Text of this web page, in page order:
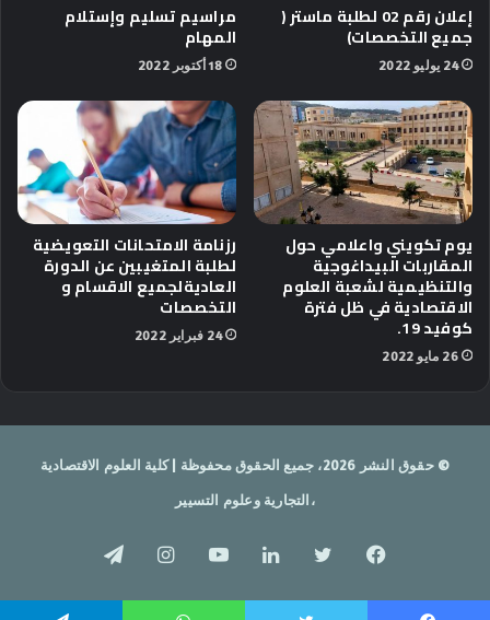
إعلانرقم 02 لطلبة ماستر (
جميع التخصصات)
24 يوليو 2022
مراسيم تسليم وإستلام
المهام
18 أكتوبر 2022
يوم تكويني واعلامي حول
المقاربات البيداغوجية
والتنظيمية لشعبة العلوم
الاقتصادية في ظل فترة
كوفيد 19.
26 مايو 2022
رزنامة الامتحانات التعويضية
لطلبة المتغيبين عن الدورة
العاديةلجميع الاقسام و
التخصصات
24 فبراير 2022
© حقوق النشر 2026، جميع الحقوق محفوظة | كلية العلوم الاقتصادية
،التجارية وعلوم التسيير
فيسبوكتويتر لينكدإنيوتيوبانستقرامتيلقرام